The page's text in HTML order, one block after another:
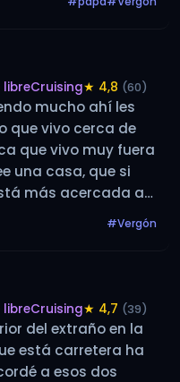
libreCruising★ 4,8 (60)
mucho ahí les
que vivo cerca de
que vivo muy fuera
una casa, que si
más acercada a
#Vergón
libreCruising★ 4,7 (39)
del extraño en la
está carretera ha
a esos dos